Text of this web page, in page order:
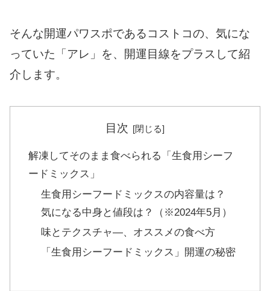
そんな開運パワスポであるコストコの、気にな
っていた「アレ」を、開運目線をプラスして紹
介します。
目次
解凍してそのまま食べられる「生食用シーフ
ードミックス」
生食用シーフードミックスの内容量は？
気になる中身と値段は？（※2024年5月）
味とテクスチャ―、オススメの食べ方
「生食用シーフードミックス」開運の秘密